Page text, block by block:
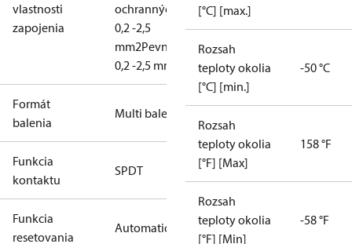
vlastnosti
zapojenia
ochranných krúžkov
0,2 -2,5
mm2Pevné/spletené:
0,2 -2,5 mm2
Formát
balenia
Multi balenie
Funkcia
kontaktu
SPDT
Funkcia
resetovania
Automatický
[°C] [max.]
Rozsah
teploty okolia
[°C] [min.]
-50 °C
Rozsah
teploty okolia
[°F] [Max]
158 °F
Rozsah
teploty okolia
[°F] [Min]
-58 °F